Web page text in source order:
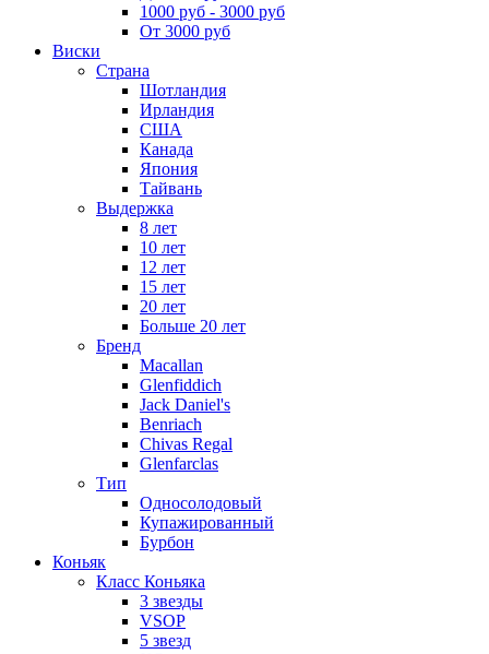
1000 руб - 3000 руб
От 3000 руб
Виски
Страна
Шотландия
Ирландия
США
Канада
Япония
Тайвань
Выдержка
8 лет
10 лет
12 лет
15 лет
20 лет
Больше 20 лет
Бренд
Macallan
Glenfiddich
Jack Daniel's
Benriach
Chivas Regal
Glenfarclas
Тип
Односолодовый
Купажированный
Бурбон
Коньяк
Класс Коньяка
3 звезды
VSOP
5 звезд